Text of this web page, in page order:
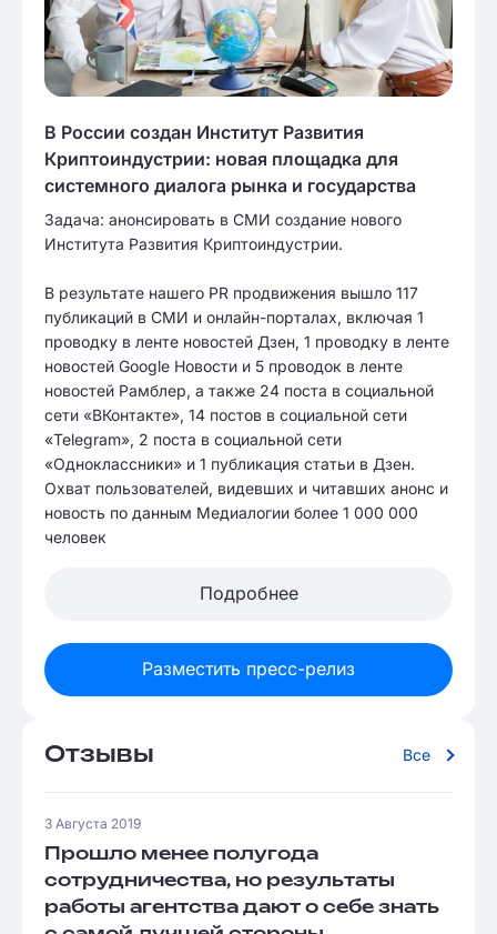
В России создан Институт Развития
Криптоиндустрии: новая площадка для
системного диалога рынка и государства
Задача: анонсировать в СМИ создание нового
Института Развития Криптоиндустрии.
В результате нашего PR продвижения вышло 117
публикаций в СМИ и онлайн-порталах, включая 1
проводку в ленте новостей Дзен, 1 проводку в ленте
новостей Google Новости и 5 проводок в ленте
новостей Рамблер, а также 24 поста в социальной
сети «ВКонтакте», 14 постов в социальной сети
«Telegram», 2 поста в социальной сети
«Одноклассники» и 1 публикация статьи в Дзен.
Охват пользователей, видевших и читавших анонс и
новость по данным Медиалогии более 1 000 000
человек
Подробнее
Разместить пресс-релиз
Отзывы Все
3 Августа 2019
Прошло менее полугода
сотрудничества, но результаты
работы агентства дают о себе знать